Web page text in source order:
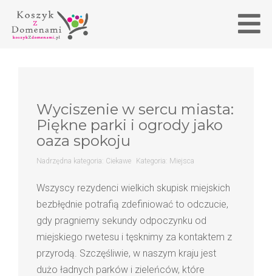
Wyciszenie w sercu miasta:
Piękne parki i ogrody jako
oaza spokoju
Nadrzędna kategoria: Ciekawe Kategoria: Miejsca
Wszyscy rezydenci wielkich skupisk miejskich
bezbłędnie potrafią zdefiniować to odczucie,
gdy pragniemy sekundy odpoczynku od
miejskiego rwetesu i tęsknimy za kontaktem z
przyrodą. Szczęśliwie, w naszym kraju jest
dużo ładnych parków i zieleńców, które